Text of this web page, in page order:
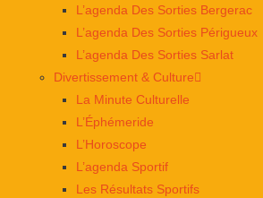
L’agenda Des Sorties Bergerac
L’agenda Des Sorties Périgueux
L’agenda Des Sorties Sarlat
Divertissement & Culture
La Minute Culturelle
L’Éphémeride
L’Horoscope
L’agenda Sportif
Les Résultats Sportifs